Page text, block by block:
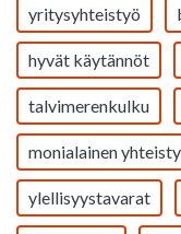
yritysyhteistyö
hyvät käytännöt
talvimerenkulku
monialainen
ylellisyystavarat